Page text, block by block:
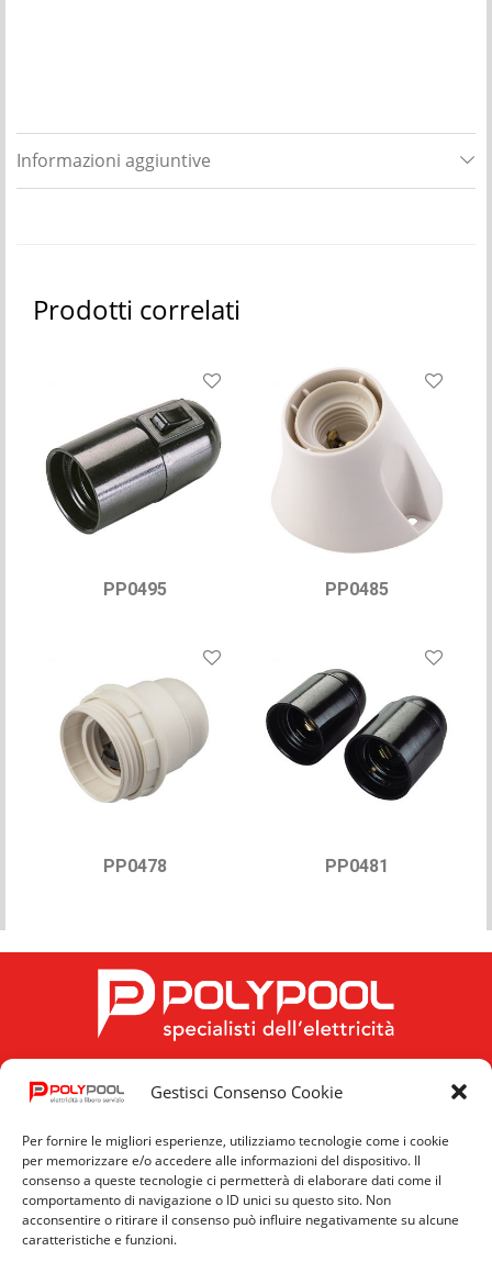
Gestisci Consenso Cookie
Per fornire le migliori esperienze, utilizziamo tecnologie come i cookie
per memorizzare e/o accedere alle informazioni del dispositivo. Il
consenso a queste tecnologie ci permetterà di elaborare dati come il
comportamento di navigazione o ID unici su questo sito. Non
acconsentire o ritirare il consenso può influire negativamente su alcune
caratteristiche e funzioni.
Informazioni aggiuntive
Prodotti correlati
PP0495 PP0485
PP0478 PP0481